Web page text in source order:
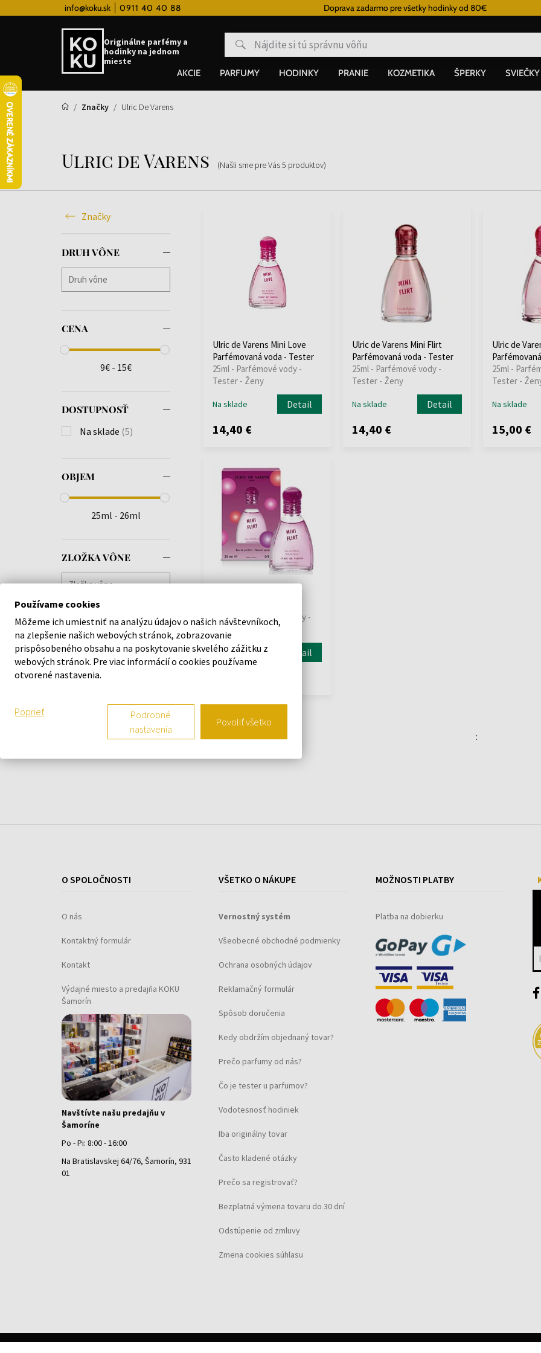
info@koku.sk 0911 40 40 88Vernostný systém Doprava zadarmo pre všetky hodinky od 80€
Originálne parfémy a
hodinky na jednom
mieste
AKCIE
PARFUMY HODINKY PRANIE KOZMETIKA ŠPERKY SVIEČKY
Značky Ulric De Varens
Ulric de Varens (Našli sme pre Vás5 produktov)
Značky
DRUH VÔNE
CENA
9€ - 15€
DOSTUPNOSŤ
Na sklade (5)
OBJEM
25ml - 26ml
ZLOŽKA VÔNE
Ulric de Varens Mini Love
Parfémovaná voda - Tester
25ml - Parfémové vody -
Tester - Ženy
Na sklade Detail
14,40 €
Ulric de Varens Mini Flirt
Parfémovaná voda - Tester
25ml - Parfémové vody -
Tester - Ženy
Na sklade Detail
14,40 €
Ulric de
25ml -
Tester -
Na sklade
15,00 €
25ml - Parfumované vody -
Ženy
Na sklade Detail
:
O SPOLOČNOSTI
O nás
Kontaktný formulár
Kontakt
Výdajné miesto a predajňa KOKU
Šamorín
Navštívte našu predajňu v
Šamoríne
Po - Pi: 8:00 - 16:00
Na Bratislavskej 64/76, Šamorín, 931
01
VŠETKO O NÁKUPE
Vernostný systém
Všeobecné obchodné podmienky
Ochrana osobných údajov
Reklamačný formulár
Spôsob doručenia
Kedy obdržím objednaný tovar?
Prečo parfumy od nás?
Čo je tester u parfumov?
Vodotesnosť hodiniek
Iba originálny tovar
Často kladené otázky
Prečo sa registrovať?
Bezplatná výmena tovaru do 30 dní
Odstúpenie od zmluvy
Zmena cookies súhlasu
MOŽNOSTI PLATBY
Platba na dobierku
Používame cookies
Môžeme ich umiestniť na analýzu údajov o našich návštevníkoch,
na zlepšenie našich webových stránok, zobrazovanie
prispôsobeného obsahu a na poskytovanie skvelého zážitku z
webových stránok. Pre viac informácií o cookies používame
otvorené nastavenia.
Poprieť
Podrobné
nastavenia
Povoliť všetko